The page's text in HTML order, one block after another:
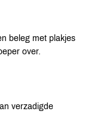
beleg met plakjes
over.
verzadigde